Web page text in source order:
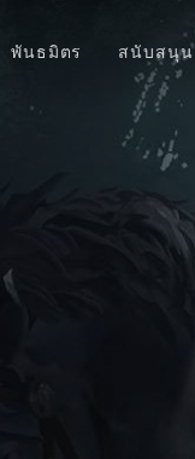
พันธมิตร สนับสนุน